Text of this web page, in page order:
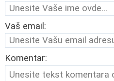
Vaš email:
Komentar: